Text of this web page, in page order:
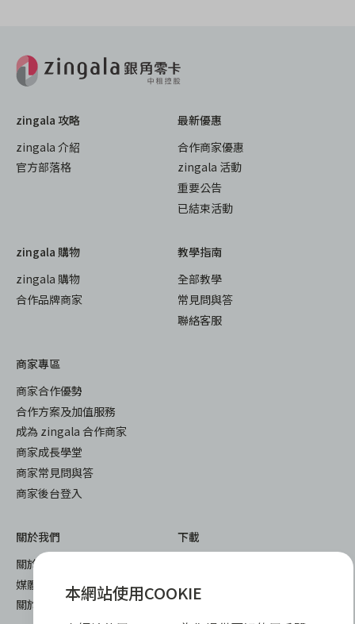
zingala 攻略
zingala 介紹
官方部落格
最新優惠
合作商家優惠
zingala 活動
重要公告
已結束活動
zingala 購物
zingala 購物
合作品牌商家
教學指南
全部教學
常見問與答
聯絡客服
商家專區
商家合作優勢
合作方案及加值服務
成為 zingala 合作商家
商家成長學堂
商家常見問與答
商家後台登入
關於我們
關於 zingala 銀角零卡
媒體報導
關於中租
下載
本網站使用COOKIE